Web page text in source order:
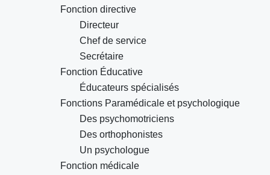
Fonction directive
Directeur
Chef de service
Secrétaire
Fonction Éducative
Éducateurs spécialisés
Fonctions Paramédicale et psychologique
Des psychomotriciens
Des orthophonistes
Un psychologue
Fonction médicale